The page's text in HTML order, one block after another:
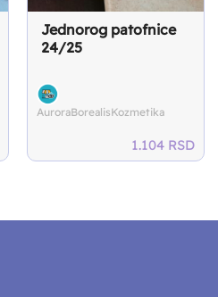
Jednorog patofnice
24/25
AuroraBorealisKozmetika
1.104 RSD